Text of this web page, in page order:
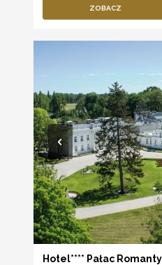
ZOBACZ
Hotel**** Pałac